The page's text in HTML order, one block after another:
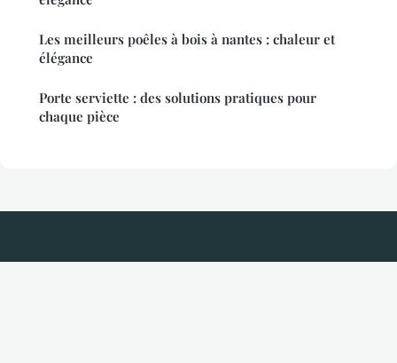
Les meilleurs poêles à bois à nantes : chaleur et
élégance
Porte serviette : des solutions pratiques pour
chaque pièce
Taille Haie Electrique